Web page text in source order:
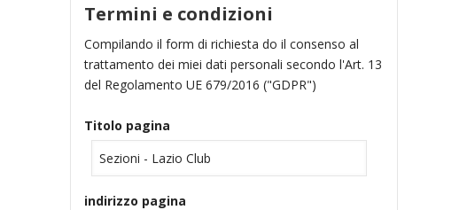
Termini e condizioni
Compilando il form di richiesta do il consenso al
trattamento dei miei dati personali secondo l'Art. 13
del Regolamento UE 679/2016 ("GDPR")
Titolo pagina
indirizzo pagina